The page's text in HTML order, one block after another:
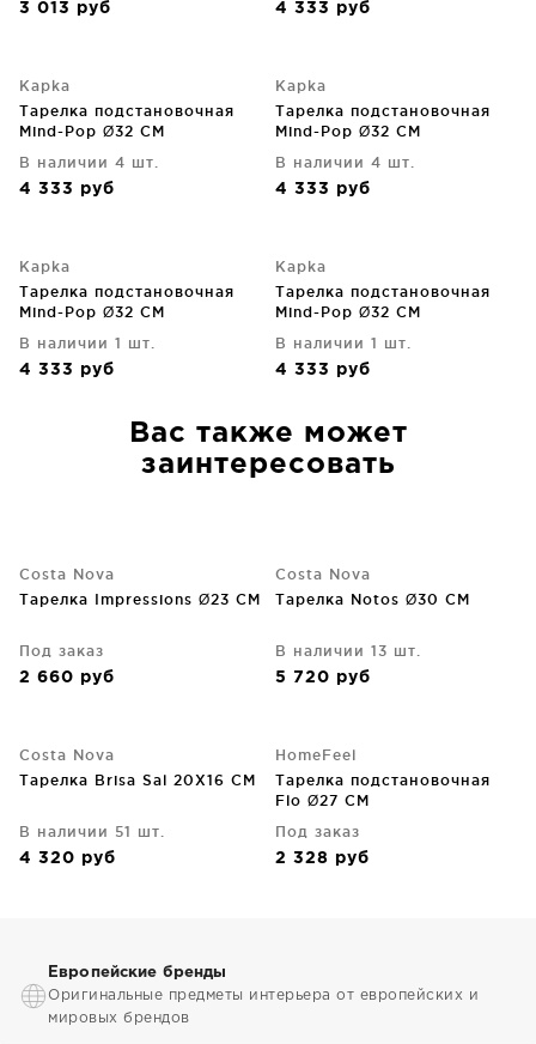
3 013 руб 4 333 руб
Kapka
Тарелка подстановочная
Mind-Pop Ø32 CM
В наличии 4 шт.
4 333 руб
Kapka
Тарелка подстановочная
Mind-Pop Ø32 CM
В наличии 4 шт.
4 333 руб
Kapka
Тарелка подстановочная
Mind-Pop Ø32 CM
В наличии 1 шт.
4 333 руб
Kapka
Тарелка подстановочная
Mind-Pop Ø32 CM
В наличии 1 шт.
4 333 руб
Вас также может
заинтересовать
Costa Nova
Тарелка Impressions Ø23 CM
Под заказ
2 660 руб
Costa Nova
Тарелка Notos Ø30 CM
В наличии 13 шт.
5 720 руб
Costa Nova
Тарелка Brisa Sal 20X16 CM
В наличии 51 шт.
4 320 руб
HomeFeel
Тарелка подстановочная
Flo Ø27 CM
Под заказ
2 328 руб
Европейские бренды
Оригинальные предметы интерьера от европейских и
мировых брендов